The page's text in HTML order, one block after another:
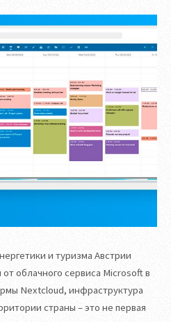
и туризма Австрии
облачного сервиса Microsoft в
Nextcloud, инфраструктура
страны – это не первая